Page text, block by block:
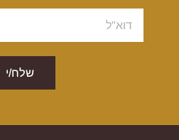
שלח/י